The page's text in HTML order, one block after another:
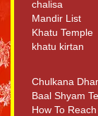
chalisa
Mandir List
Khatu Temple
khatu kirtan
Chulkana
Baal Shyam
How To